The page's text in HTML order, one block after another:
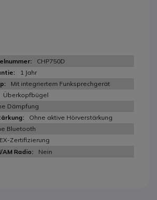
CHP750D
1 Jahr
Mit integriertem Funksprechgerät
Überkopfbügel
Dämpfung
Ohne aktive Hörverstärkung
Bluetooth
Zertifizierung
Nein